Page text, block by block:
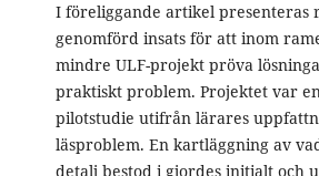
I föreliggande artikel presenteras
genomförd insats för att inom
mindre ULF-projekt pröva
praktiskt problem. Projektet var
pilotstudie utifrån lärares
läsproblem. En kartläggning av
detalj bestod i gjordes initialt och